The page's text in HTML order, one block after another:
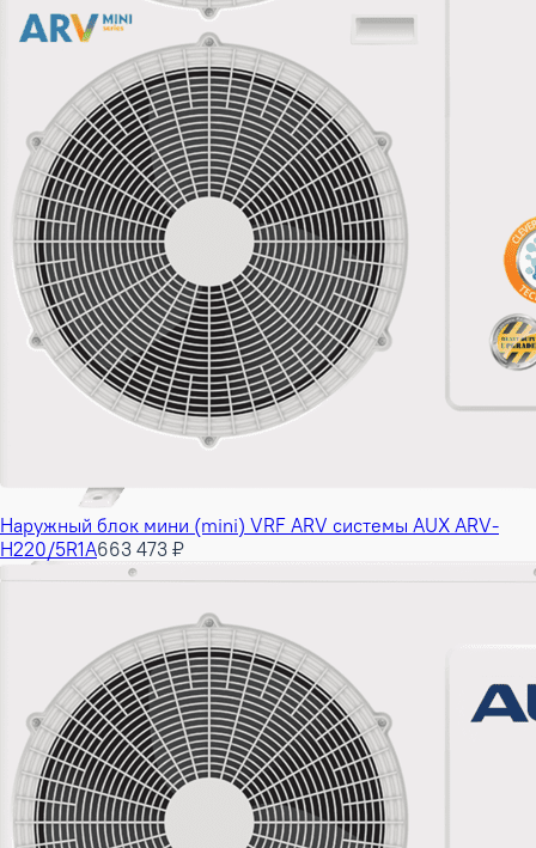
Наружный блок мини (mini) VRF ARV системы AUX ARV-
H220/5R1A663 473 ₽